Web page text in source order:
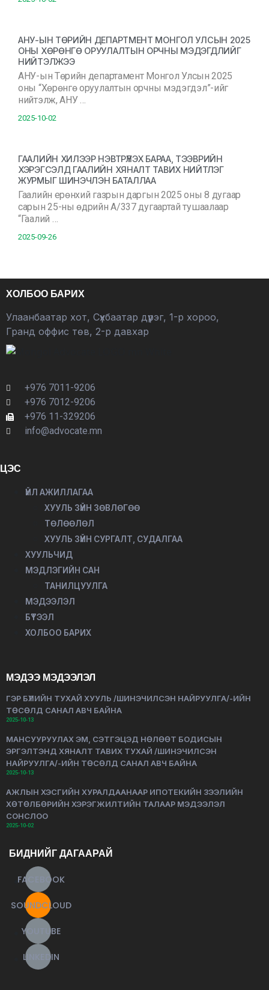
АНУ-ЫН ТӨРИЙН ДЕПАРТМЕНТ МОНГОЛ УЛСЫН 2025
ОНЫ ХӨРӨНГӨ ОРУУЛАЛТЫН ОРЧНЫ МЭДЭГДЛИЙГ
НИЙТЭЛЖЭЭ
АНУ-ын Төрийн департамент Монгол Улсын 2025
оны “Хөрөнгө оруулалтын орчны мэдэгдэл”-ийг
нийтэлж, АНУ …
2025-10-02
ГААЛИЙН ХИЛЭЭР НЭВТРҮҮЛЭХ БАРАА, ТЭЭВРИЙН
ХЭРЭГСЭЛД ГААЛИЙН ХЯНАЛТ ТАВИХ НИЙТЛЭГ
ЖУРМЫГ ШИНЭЧЛЭН БАТАЛЛАА
Гаалийн ерөнхий газрын даргын 2025 оны 8 дугаар
сарын 25-ны өдрийн А/337 дугаартай тушаалаар
“Гаалий …
2025-09-26
ХОЛБОО БАРИХ
Улаанбаатар хот, Сүхбаатар дүүрэг, 1-р хороо,
Гранд оффис төв, 2-р давхар
+976 7011-9206
+976 7012-9206
+976 11-329206
info@advocate.mn
ЦЭС
ҮЙЛ АЖИЛЛАГАА
ХУУЛЬ ЗҮЙН ЗӨВЛӨГӨӨ
ТӨЛӨӨЛӨЛ
ХУУЛЬ ЗҮЙН СУРГАЛТ, СУДАЛГАА
ХУУЛЬЧИД
МЭДЛЭГИЙН САН
ТАНИЛЦУУЛГА
МЭДЭЭЛЭЛ
БҮТЭЭЛ
ХОЛБОО БАРИХ
МЭДЭЭ МЭДЭЭЛЭЛ
ГЭР БҮЛИЙН ТУХАЙ ХУУЛЬ /ШИНЭЧИЛСЭН НАЙРУУЛГА/-ИЙН
ТӨСӨЛД САНАЛ АВЧ БАЙНА
2025-10-13
МАНСУУРУУЛАХ ЭМ, СЭТГЭЦЭД НӨЛӨӨТ БОДИСЫН
ЭРГЭЛТЭНД ХЯНАЛТ ТАВИХ ТУХАЙ /ШИНЭЧИЛСЭН
НАЙРУУЛГА/-ИЙН ТӨСӨЛД САНАЛ АВЧ БАЙНА
2025-10-13
АЖЛЫН ХЭСГИЙН ХУРАЛДААНААР ИПОТЕКИЙН ЗЭЭЛИЙН
ХӨТӨЛБӨРИЙН ХЭРЭГЖИЛТИЙН ТАЛААР МЭДЭЭЛЭЛ
СОНСЛОО
2025-10-02
БИДНИЙГ ДАГААРАЙ
FACEBOOK
SOUNDCLOUD
YOUTUBE
LINKEDIN